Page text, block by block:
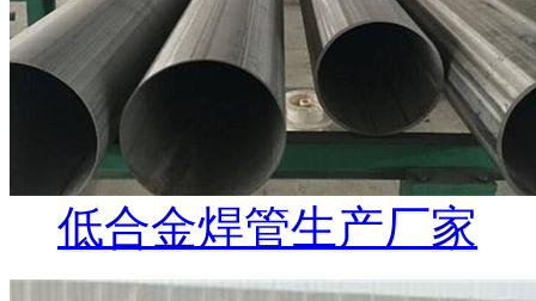
低合金焊管生产厂家